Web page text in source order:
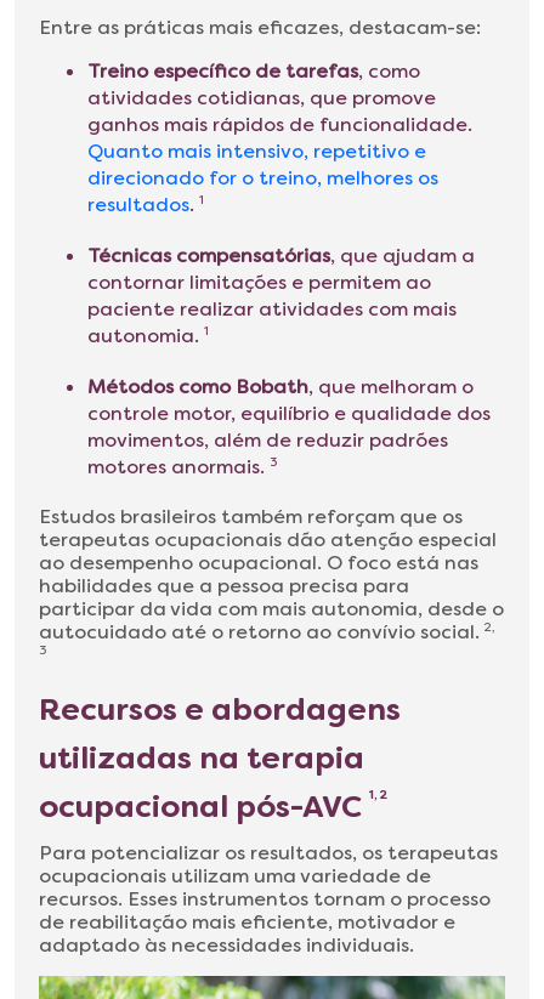
Entre as práticas mais eficazes, destacam-se:
Treino específico de tarefas, como
atividades cotidianas, que promove
ganhos mais rápidos de funcionalidade.
Quanto mais intensivo, repetitivo e
direcionado for o treino, melhores os
resultados. 1
Técnicas compensatórias, que ajudam a
contornar limitações e permitem ao
paciente realizar atividades com mais
autonomia. 1
Métodos como Bobath, que melhoram o
controle motor, equilíbrio e qualidade dos
movimentos, além de reduzir padrões
motores anormais. 3
Estudos brasileiros também reforçam que os
terapeutas ocupacionais dão atenção especial
ao desempenho ocupacional. O foco está nas
habilidades que a pessoa precisa para
participar da vida com mais autonomia, desde o
autocuidado até o retorno ao convívio social. 2,
3
Recursos e abordagens
utilizadas na terapia
ocupacional pós-AVC 1, 2
Para potencializar os resultados, os terapeutas
ocupacionais utilizam uma variedade de
recursos. Esses instrumentos tornam o processo
de reabilitação mais eficiente, motivador e
adaptado às necessidades individuais.